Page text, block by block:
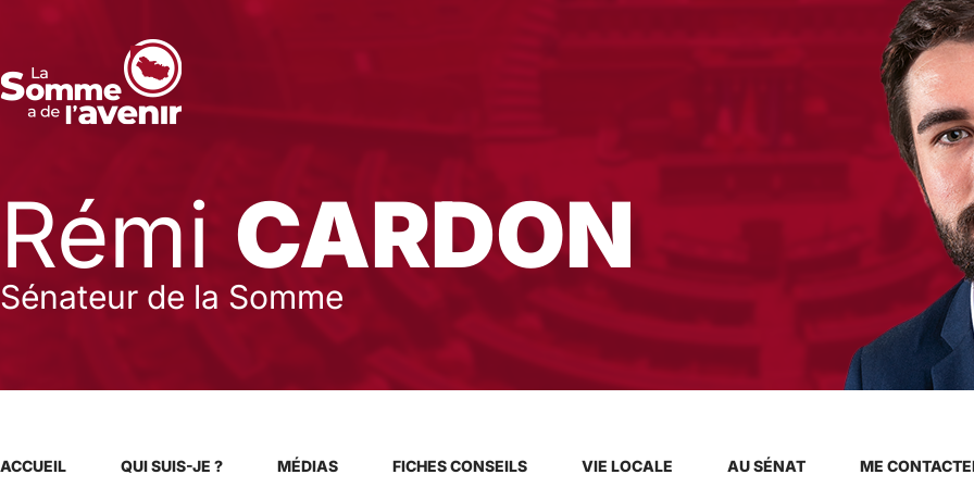
RémiCARDON
Sénateur de la Somme
ACCUEIL QUI SUIS-JE ? MÉDIAS FICHES CONSEILS VIE LOCALE AU SÉNAT ME